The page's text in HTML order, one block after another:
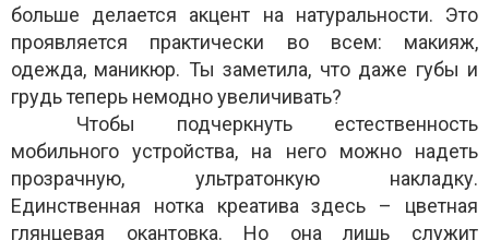
больше делается акцент на натуральности. Это
проявляется практически во всем: макияж,
одежда, маникюр. Ты заметила, что даже губы и
грудь теперь немодно увеличивать?
Чтобы подчеркнуть естественность
мобильного устройства, на него можно надеть
прозрачную, ультратонкую накладку.
Единственная нотка креатива здесь – цветная
глянцевая окантовка. Но она лишь служит